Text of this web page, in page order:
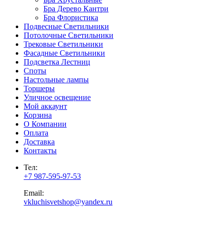
Бра Дерево Кантри
Бра Флористика
Подвесные Светильники
Потолочные Светильники
Трековые Светильники
Фасадные Светильники
Подсветка Лестниц
Споты
Настольные лампы
Торшеры
Уличное освещение
Мой аккаунт
Корзина
О Компании
Оплата
Доставка
Контакты
Тел:
+7 987-595-97-53
Email:
vkluchisvetshop@yandex.ru